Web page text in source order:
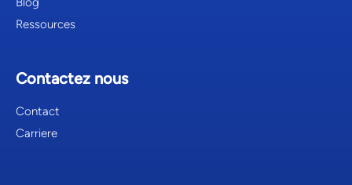
Ressources
Contactez nous
Contact
Carriere